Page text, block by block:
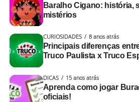
Baralho Cigano: história,
mistérios
CURIOSIDADES 8 anos atrás
Principais diferenças
Truco Paulista x Truco
DICAS 15 anos atrás
Aprenda como jogar
oficiais!